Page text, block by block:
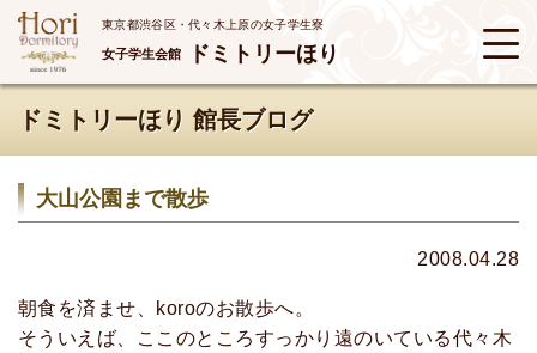
東京都渋谷区・代々木上原の女子学生寮
女子学生会館 ドミトリーほり
ドミトリーほり 館長ブログ
大山公園まで散歩
2008.04.28
朝食を済ませ、koroのお散歩へ。
そういえば、ここのところすっかり遠のいている代々木